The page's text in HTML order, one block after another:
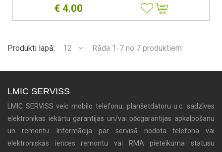
€ 4.00
Produkti lapā: 12 Rāda 1-7 no 7 produktiem
LMIC SERVISS
LMIC SERVISS veic mobilo telefonu, planšetdatoru u.c. sadzīves
elektronikas iekārtu garantijas un/vai pēcgarantijas apkalpošanu
un remontu. Informācija par servisā nodota telefona vai
elektroniskās ierīces remontu vai RMA pieteikuma statusu